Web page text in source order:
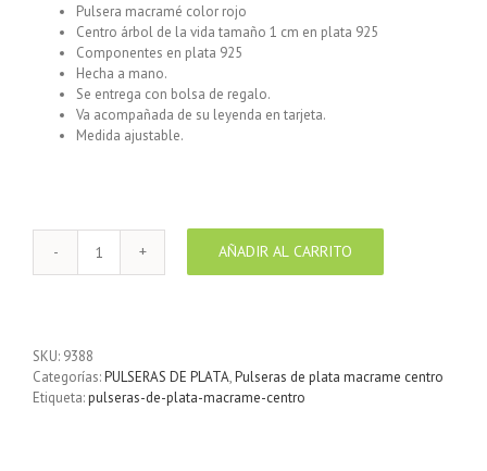
Pulsera macramé color rojo
Centro árbol de la vida tamaño 1 cm en plata 925
Componentes en plata 925
Hecha a mano.
Se entrega con bolsa de regalo.
Va acompañada de su leyenda en tarjeta.
Medida ajustable.
Pulsera
macramé
plata
925
AÑADIR AL CARRITO
SKU: 9388
Categorías:PULSERAS DE PLATA,Pulseras de plata macrame centro
Etiqueta:pulseras-de-plata-macrame-centro